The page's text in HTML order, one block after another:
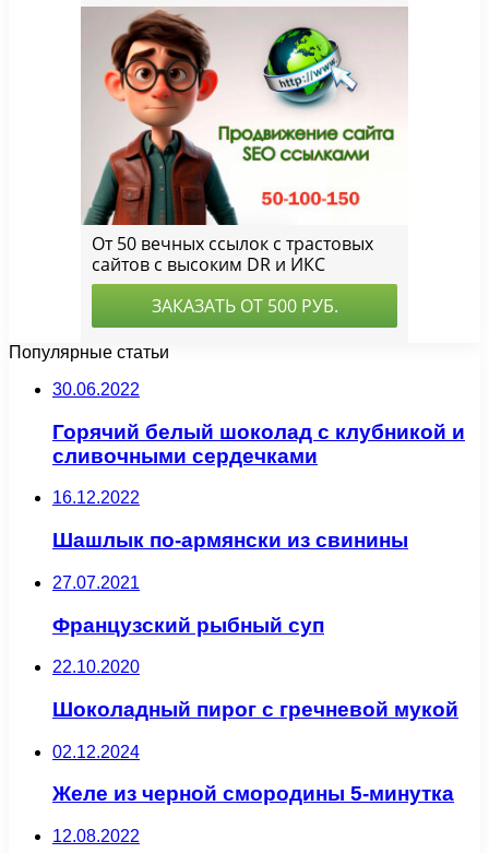
Популярные статьи
30.06.2022
Горячий белый шоколад с клубникой и
сливочными сердечками
16.12.2022
Шашлык по-армянски из свинины
27.07.2021
Французский рыбный суп
22.10.2020
Шоколадный пирог с гречневой мукой
02.12.2024
Желе из черной смородины 5-минутка
12.08.2022